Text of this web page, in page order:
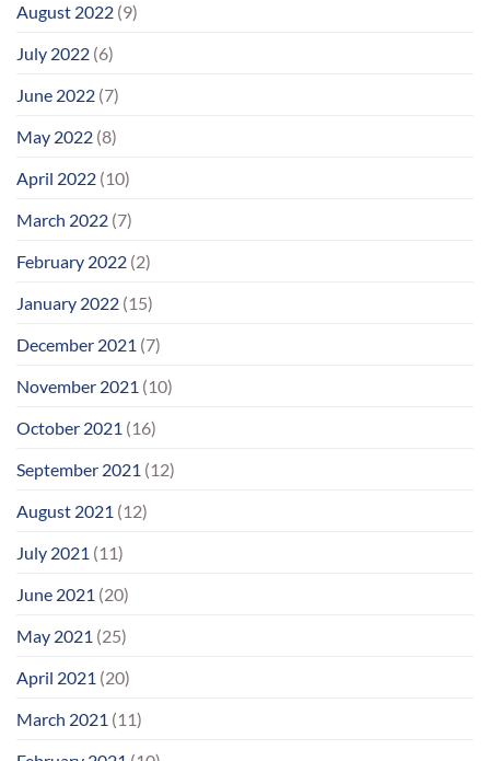
August 2022 (9)
July 2022 (6)
June 2022 (7)
May 2022 (8)
April 2022 (10)
March 2022 (7)
February 2022 (2)
January 2022 (15)
December 2021 (7)
November 2021 (10)
October 2021 (16)
September 2021 (12)
August 2021 (12)
July 2021 (11)
June 2021 (20)
May 2021 (25)
April 2021 (20)
March 2021 (11)